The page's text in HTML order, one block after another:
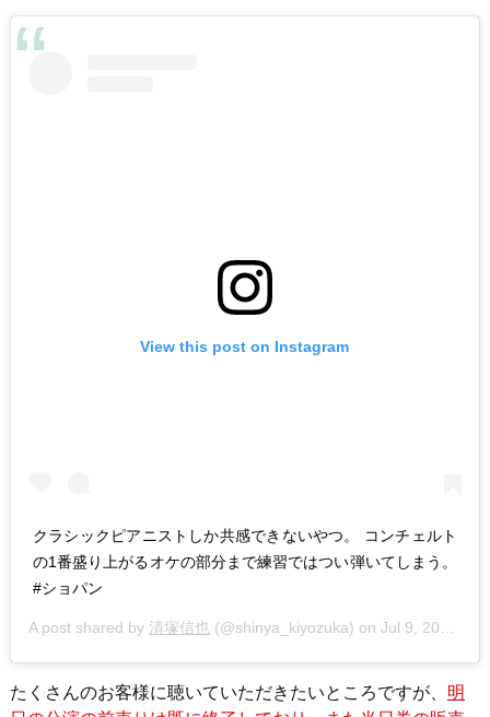
View this post on Instagram
クラシックピアニストしか共感できないやつ。 コンチェルト
の1番盛り上がるオケの部分まで練習ではつい弾いてしまう。
#ショパン
A post shared by 清塚信也(@shinya_kiyozuka) on Jul 9, 2020 at 9:07pm PDT
たくさんのお客様に聴いていただきたいところですが、 明